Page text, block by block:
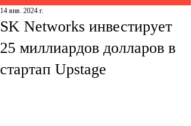
SK Networks инвестирует
25 миллиардов долларов в
стартап Upstage
14 янв. 2024 г.